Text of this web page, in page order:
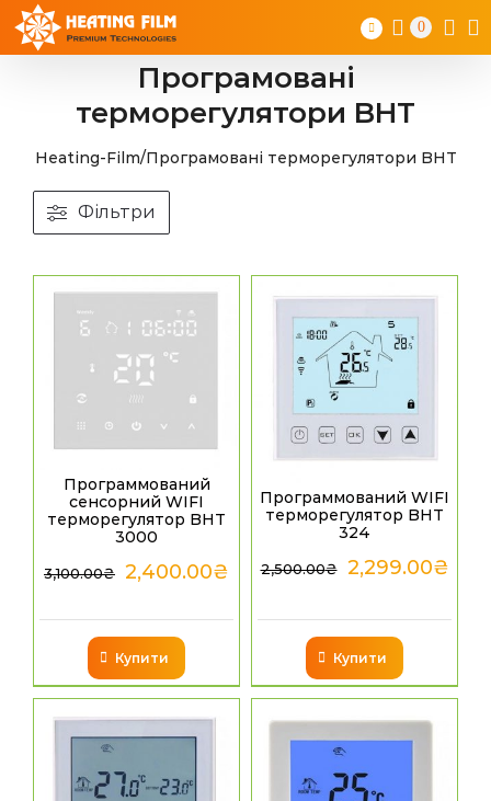
Skip
0
Програмовані
терморегулятори BHT
Heating-Film/Програмовані терморегулятори BHT
Программований
сенсорний WIFI
терморегулятор BHT
3000
3,100.00₴ 2,400.00₴
Купити
Программований WIFI
терморегулятор BHT
324
2,500.00₴ 2,299.00₴
Купити
Фільтри